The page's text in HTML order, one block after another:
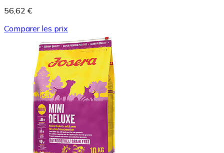
56,62 €
Comparer les prix